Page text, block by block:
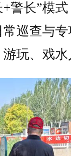
警长”模
巡查与
玩、戏